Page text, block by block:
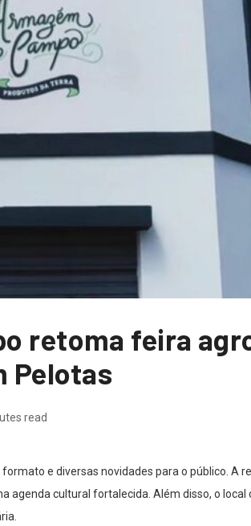
retoma feira
Pelotas
read
e diversas novidades para o público. A
agenda cultural fortalecida. Além disso, o